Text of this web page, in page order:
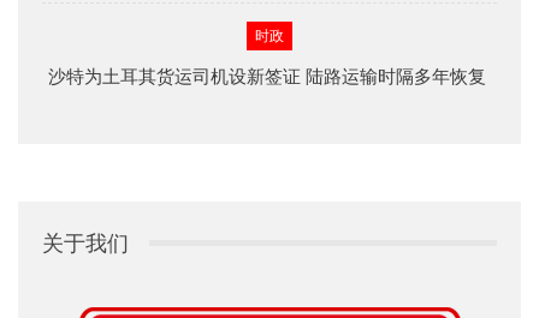
时政
沙特为土耳其货运司机设新签证 陆路运输时隔多年恢复
关于我们